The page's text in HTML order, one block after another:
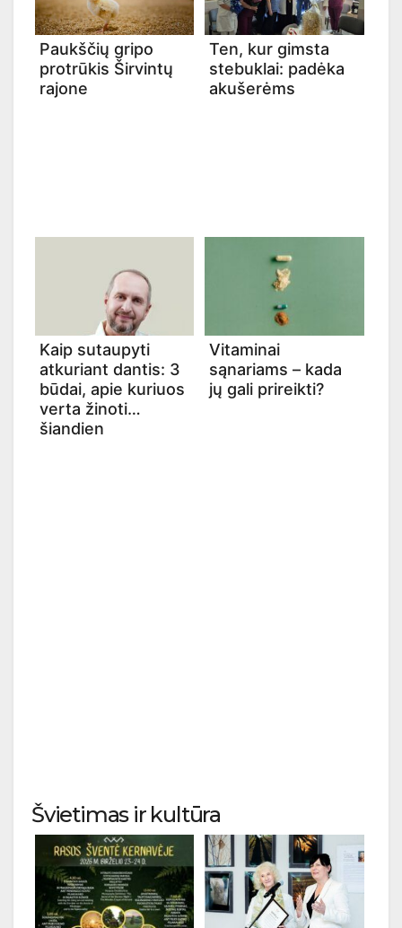
Paukščių gripo
protrūkis Širvintų
rajone
Ten, kur gimsta
stebuklai: padėka
akušerėms
Kaip sutaupyti
atkuriant dantis: 3
būdai, apie kuriuos
verta žinoti
šiandien
Vitaminai
sąnariams – kada
jų gali prireikti?
Švietimas ir kultūra